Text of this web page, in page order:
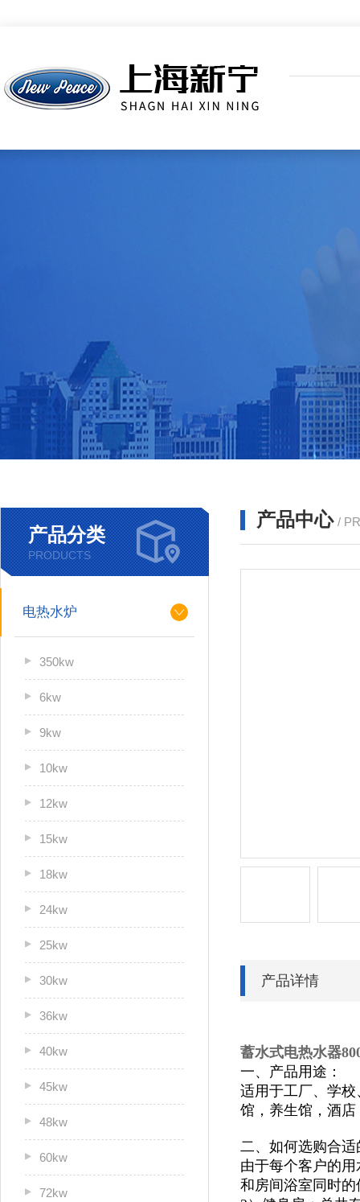
产品分类
PRODUCTS
电热水炉
350kw
6kw
9kw
10kw
12kw
15kw
18kw
24kw
25kw
30kw
36kw
40kw
45kw
48kw
60kw
72kw
产品中心 /
产品详情
蓄水式电热水器
一、产品用途：
适用于工厂、学
馆， 养生馆，酒
二、如何选购合
由于每个客户的
和房间浴室同时的